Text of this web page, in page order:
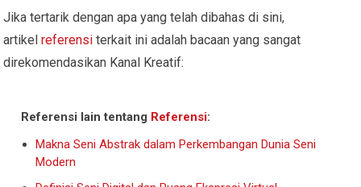
Jika tertarik dengan apa yang telah dibahas di sini,
artikelreferensi terkait ini adalah bacaan yang sangat
direkomendasikan Kanal Kreatif:
Referensi lain tentang Referensi:
Makna Seni Abstrak dalam Perkembangan Dunia Seni
Modern